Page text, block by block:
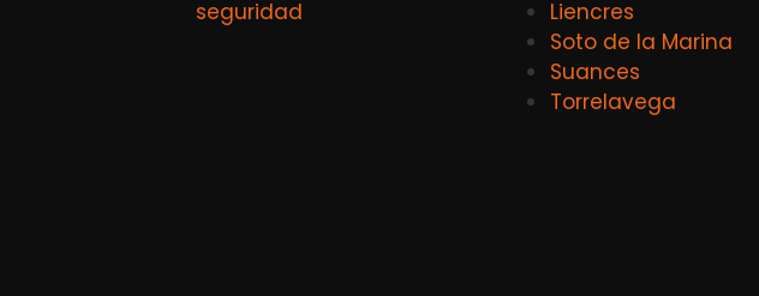
seguridad
Liencres
Soto de la Marina
Suances
Torrelavega